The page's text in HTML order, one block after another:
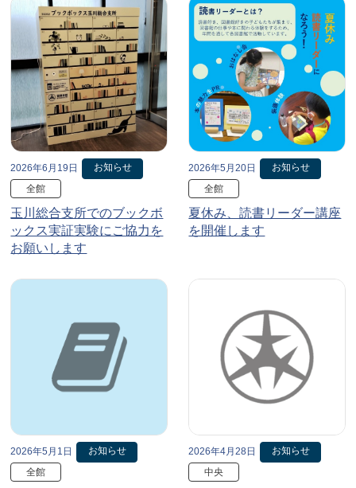
2026年6月19日
お知らせ
全館
玉川総合支所でのブックボ
ックス実証実験にご協力を
お願いします
2026年5月20日
お知らせ
全館
夏休み、読書リーダー講座
を開催します
2026年5月1日
お知らせ
全館
2026年4月28日
お知らせ
中央